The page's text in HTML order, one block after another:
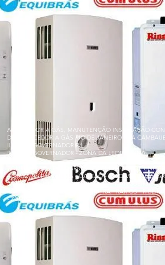
AQUECEDOR A GÁS, MANUTENÇÃO INSTALAÇÃO
DE AQUECEDOR A GÁS RIO DE JANEIRO RUA
ILHA DO GOVERNADOR RJ
ILHA DO GOVERNADOR - ZONA DA LEOPOLDINA
BONSUCESSO - BANCÁRIOS - CACUIA - CICADE
- COCOTÁ - FREGUESIA - GALEÃO - JARDIM
JARDIM CARIOCA - MARÉ - OLARIA - PITANGUEIRAS -
PORTUGUESA - PRAIA DA BANDEIRA - RAMOS - RIBEIRA
- ZUMBI